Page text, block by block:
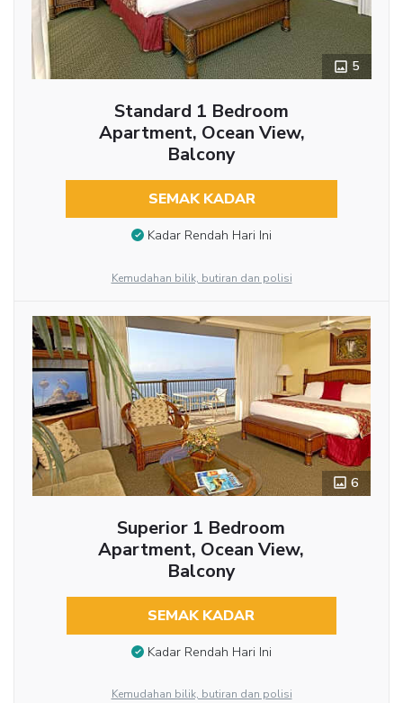
5
Standard 1 Bedroom
Apartment, Ocean View,
Balcony
SEMAK KADAR
Kadar Rendah Hari Ini
Kemudahan bilik, butiran dan polisi
6
Superior 1 Bedroom
Apartment, Ocean View,
Balcony
SEMAK KADAR
Kadar Rendah Hari Ini
Kemudahan bilik, butiran dan polisi